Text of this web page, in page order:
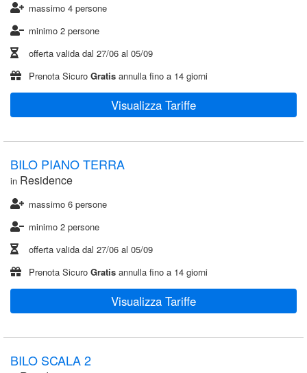
massimo 4 persone
minimo 2 persone
offerta valida dal 27/06 al 05/09
Prenota Sicuro Gratis annulla fino a 14 giorni
Visualizza Tariffe
BILO PIANO TERRA
in Residence
massimo 6 persone
minimo 2 persone
offerta valida dal 27/06 al 05/09
Prenota Sicuro Gratis annulla fino a 14 giorni
Visualizza Tariffe
BILO SCALA 2